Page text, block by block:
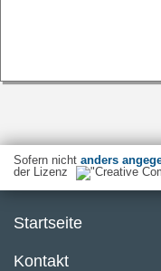
Sofern nicht anders
der Lizenz
Startseite
Kontakt